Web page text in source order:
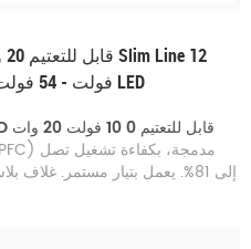
فولت - 54 فولت تيار مستمر 0 10 فولت لمصابيح LED
مصدر طاقة LED قابل للتعتيم 0 10 فولت 20 وات
إلى 81%. يعمل بتيار مستمر.